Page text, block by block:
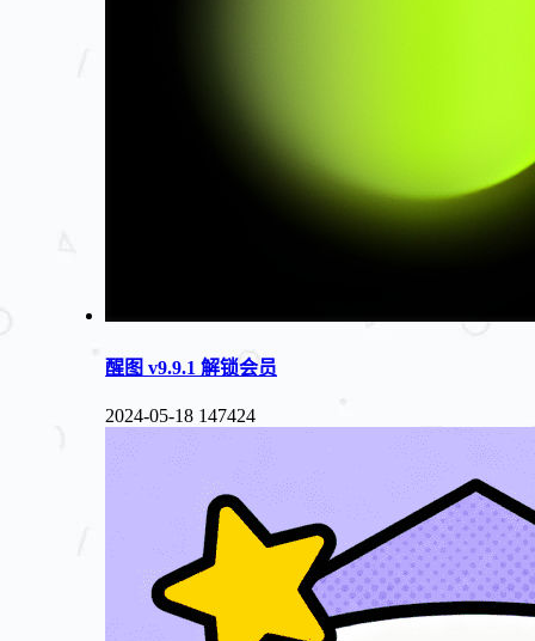
醒图 v9.9.1 解锁会员
2024-05-18 147424